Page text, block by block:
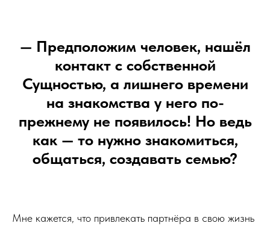
— Предположим человек, нашёл
контакт с собственной
Сущностью, а лишнего времени
на знакомства у него по-
прежнему не появилось! Но ведь
как — то нужно знакомиться,
общаться, создавать семью?
Мне кажется, что привлекать партнёра в свою жизнь